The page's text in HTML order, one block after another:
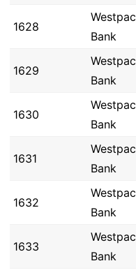
1628
Westpac
Bank
1629
Westpac
Bank
1630
Westpac
Bank
1631
Westpac
Bank
1632
Westpac
Bank
1633
Westpac
Bank